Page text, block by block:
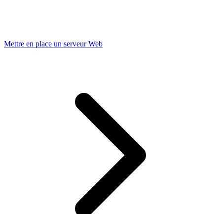
Mettre en place un serveur Web